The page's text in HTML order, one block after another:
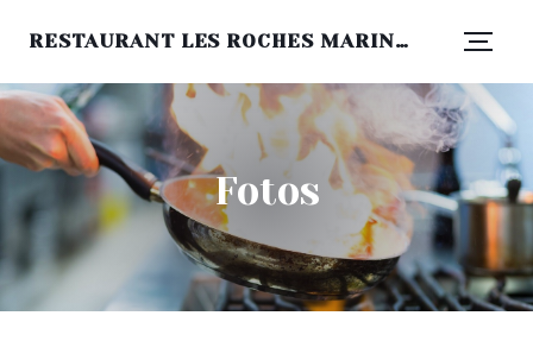
RESTAURANT LES ROCHES MARINES
Fotos